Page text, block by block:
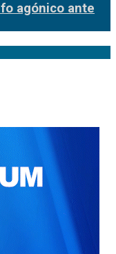
agónico ante